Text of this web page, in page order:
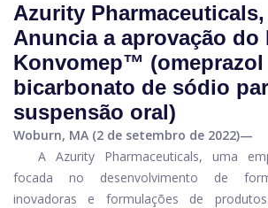
Azurity
Anuncia a aprovação do
Konvomep™ (omeprazol
bicarbonato de sódio
suspensão oral)
Woburn, MA (2 de setembro de 2022)—
A Azurity Pharmaceuticals, uma
focada no desenvolvimento de
inovadoras e formulações de